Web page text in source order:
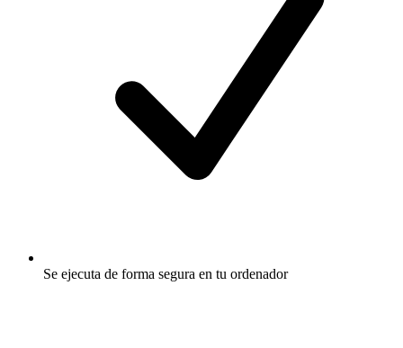
Se ejecuta de forma segura en tu ordenador